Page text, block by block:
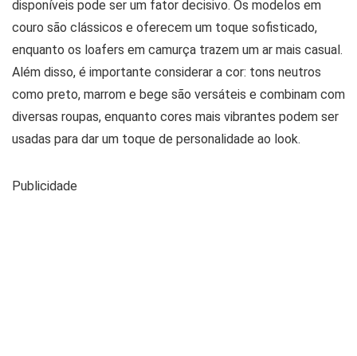
disponíveis pode ser um fator decisivo. Os modelos em
couro são clássicos e oferecem um toque sofisticado,
enquanto os loafers em camurça trazem um ar mais casual.
Além disso, é importante considerar a cor: tons neutros
como preto, marrom e bege são versáteis e combinam com
diversas roupas, enquanto cores mais vibrantes podem ser
usadas para dar um toque de personalidade ao look.
Publicidade